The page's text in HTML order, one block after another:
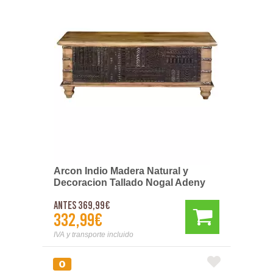
Arcon Indio Madera Natural y
Decoracion Tallado Nogal Adeny
Antes 369,99€
332,99€
IVA y transporte incluido